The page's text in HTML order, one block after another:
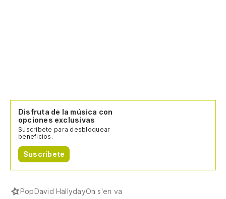
Disfruta de la música con
opciones exclusivas
Suscríbete para desbloquear
beneficios.
Suscríbete
PopDavid HallydayOn s'en va